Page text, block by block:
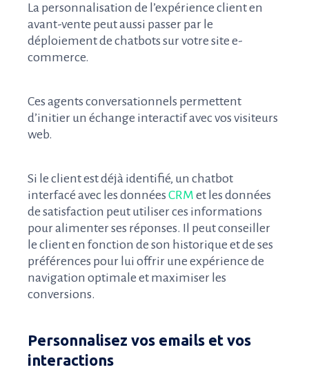
La personnalisation de l’expérience client en
avant-vente peut aussi passer par le
déploiement de chatbots sur votre site e-
commerce.
Ces agents conversationnels permettent
d’initier un échange interactif avec vos visiteurs
web.
Si le client est déjà identifié, un chatbot
interfacé avec les données CRM et les données
de satisfaction peut utiliser ces informations
pour alimenter ses réponses. Il peut conseiller
le client en fonction de son historique et de ses
préférences pour lui offrir une expérience de
navigation optimale et maximiser les
conversions.
Personnalisez vos emails et vos
interactions